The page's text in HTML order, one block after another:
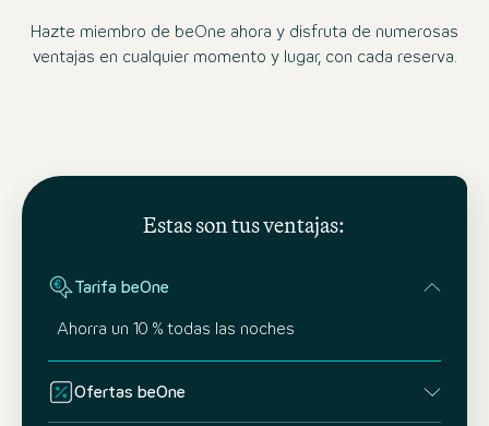
Hazte miembro de beOne ahora y disfruta de numerosas
ventajas en cualquier momento y lugar, con cada reserva.
Estas son tus ventajas:
Tarifa beOne
Ahorra un 10 % todas las noches
Ofertas beOne